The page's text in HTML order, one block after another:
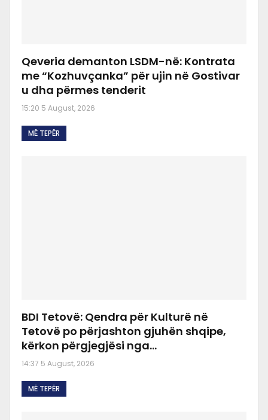
Qeveria demanton LSDM-në: Kontrata
me “Kozhuvçanka” për ujin në Gostivar
u dha përmes tenderit
15:20 5 August, 2026
MË TEPËR
BDI Tetovë: Qendra për Kulturë në
Tetovë po përjashton gjuhën shqipe,
kërkon përgjegjësi nga…
14:37 5 August, 2026
MË TEPËR